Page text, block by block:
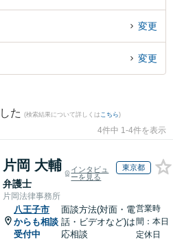
護士を検索したい』『初回相談無料で債権
護士に相談予約したい』などでお困りの
変更
変更
た (検索結果について詳しくは こちら)
4件中 1-4件を表示
片岡 大輔
弁護士
インタビュ
ーを見る
東京都
片岡法律事務所
八王子市
からも相談
受付中
面談方法(対面・電
話・ビデオなど)は
応相談
営業時
間：本日
定休日